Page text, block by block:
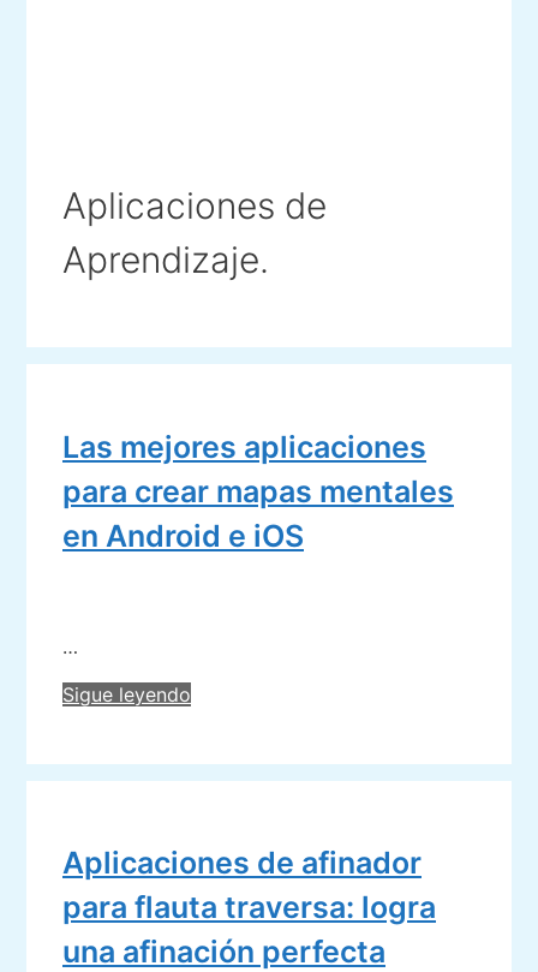
Aplicaciones de
Aprendizaje.
Las mejores aplicaciones
para crear mapas mentales
en Android e iOS
…
Sigue leyendo
para
mentales
en
Android
e
Aplicaciones de afinador
para flauta traversa: logra
una afinación perfecta